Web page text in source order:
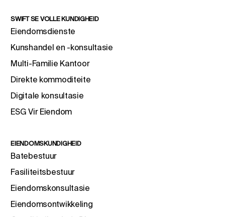
SWIFT SE VOLLE KUNDIGHEID
Eiendomsdienste
Kunshandel en -konsultasie
Multi-Familie Kantoor
Direkte kommoditeite
Digitale konsultasie
ESG Vir Eiendom
EIENDOMSKUNDIGHEID
Batebestuur
Fasiliteitsbestuur
Eiendomskonsultasie
Eiendomsontwikkeling